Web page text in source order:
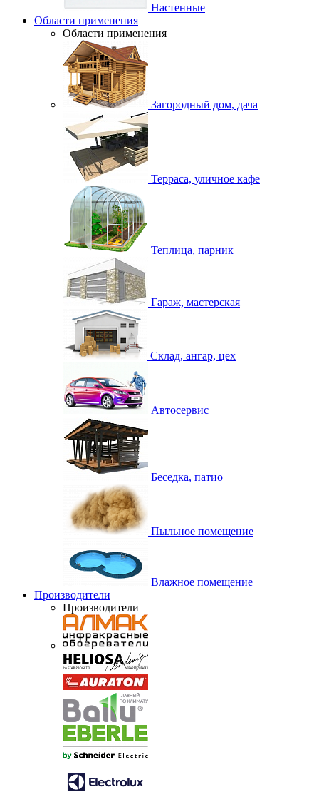
Настенные
Области применения
Области применения
Загородный дом, дача
Терраса, уличное кафе
Теплица, парник
Гараж, мастерская
Склад, ангар, цех
Автосервис
Беседка, патио
Пыльное помещение
Влажное помещение
Производители
Производители